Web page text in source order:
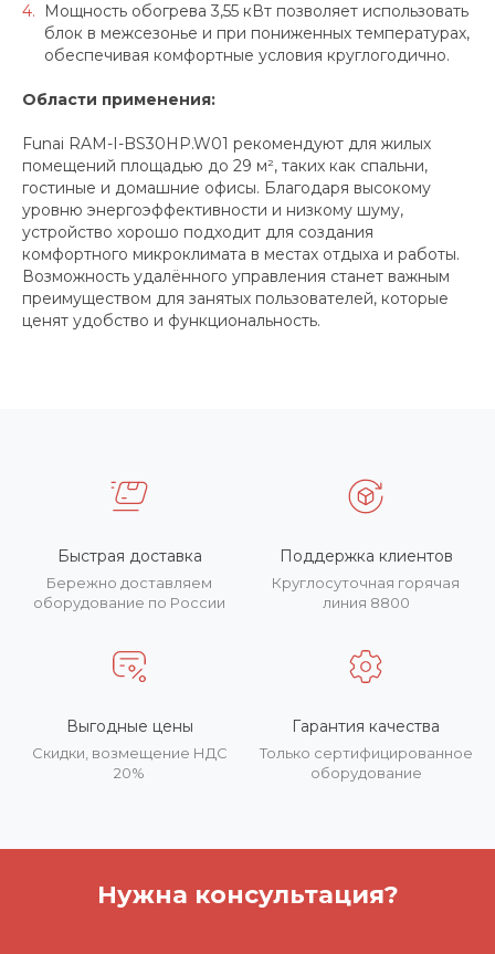
Мощность обогрева 3,55 кВт позволяет использовать
блок в межсезонье и при пониженных температурах,
обеспечивая комфортные условия круглогодично.
Области применения:
Funai RAM-I-BS30HP.W01 рекомендуют для жилых
помещений площадью до 29 м², таких как спальни,
гостиные и домашние офисы. Благодаря высокому
уровню энергоэффективности и низкому шуму,
устройство хорошо подходит для создания
комфортного микроклимата в местах отдыха и работы.
Возможность удалённого управления станет важным
преимуществом для занятых пользователей, которые
ценят удобство и функциональность.
Быстрая доставка
Бережно доставляем
оборудование по России
Поддержка клиентов
Круглосуточная горячая
линия 8800
Выгодные цены
Скидки, возмещение НДС
20%
Гарантия качества
Только сертифицированное
оборудование
Нужна консультация?